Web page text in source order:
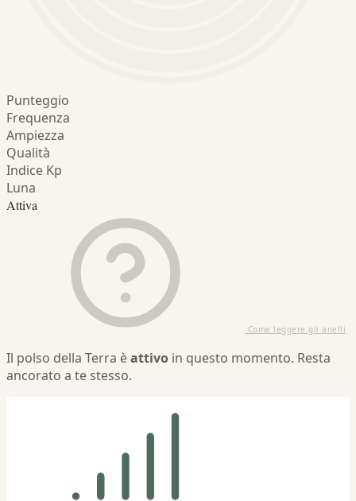
Punteggio
Frequenza
Ampiezza
Qualità
Indice Kp
Luna
Attiva
Come leggere gli anelli
Il polso della Terra èattivo in questo momento. Resta
ancorato a te stesso.